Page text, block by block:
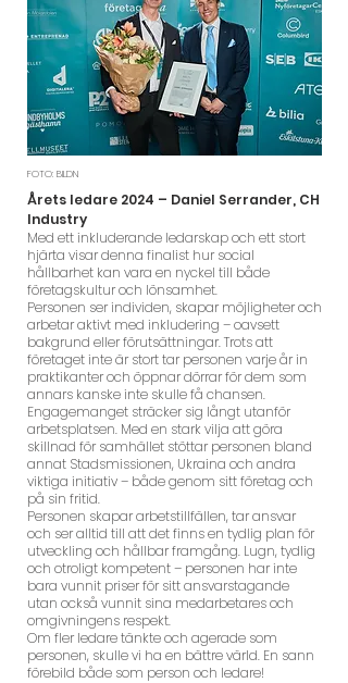
FOTO: BILDN
Årets ledare 2024 – Daniel Serrander, CH
Industry
Med ett inkluderande ledarskap och ett stort
hjärta visar denna finalist hur social
hållbarhet kan vara en nyckel till både
företagskultur och lönsamhet.
Personen ser individen, skapar möjligheter och
arbetar aktivt med inkludering – oavsett
bakgrund eller förutsättningar. Trots att
företaget inte är stort tar personen varje år in
praktikanter och öppnar dörrar för dem som
annars kanske inte skulle få chansen.
Engagemanget sträcker sig långt utanför
arbetsplatsen. Med en stark vilja att göra
skillnad för samhället stöttar personen bland
annat Stadsmissionen, Ukraina och andra
viktiga initiativ – både genom sitt företag och
på sin fritid.
Personen skapar arbetstillfällen, tar ansvar
och ser alltid till att det finns en tydlig plan för
utveckling och hållbar framgång. Lugn, tydlig
och otroligt kompetent – personen har inte
bara vunnit priser för sitt ansvarstagande
utan också vunnit sina medarbetares och
omgivningens respekt.
Om fler ledare tänkte och agerade som
personen, skulle vi ha en bättre värld. En sann
förebild både som person och ledare!